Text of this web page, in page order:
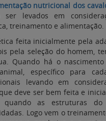
nutricional dos
ser levados em
treinamento e alimentação.
feita inicialmente pela
pela seleção do homem,
Quando há o
específico para
levando em
deve ser bem feita e
quando as estruturas
Logo vem o